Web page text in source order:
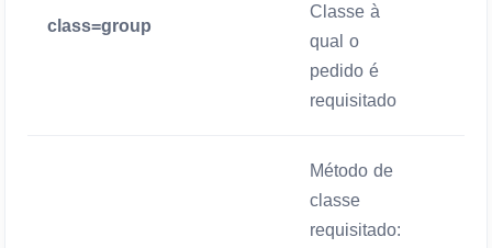
class=group
Classe à
qual o
pedido é
requisitado
Método de
classe
requisitado: